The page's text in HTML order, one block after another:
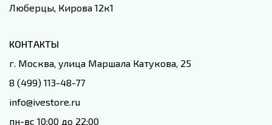
Люберцы, Кирова 12к1
КОНТАКТЫ
г. Москва, улица Маршала Катукова, 25
8 (499) 113-48-77
info@ivestore.ru
пн-вс 10:00 до 22:00